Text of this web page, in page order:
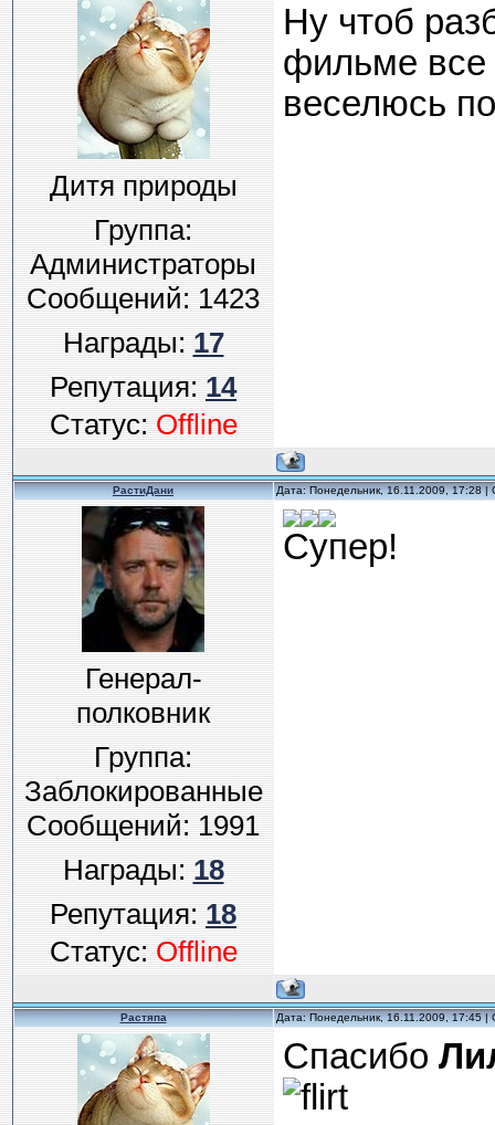
Дитя природы
Группа:
Администраторы
Сообщений:1423
Награды:17
Репутация:14
Статус:Offline
Ну чтоб
фильме
веселюсь
РастиДани Дата: Понедельник, 16.11.2009, 17:28
Генерал-
полковник
Группа:
Заблокированные
Сообщений:1991
Награды:18
Репутация:18
Статус:Offline
Супер!
Растяпа Дата: Понедельник, 16.11.2009, 17:45
Спасибо